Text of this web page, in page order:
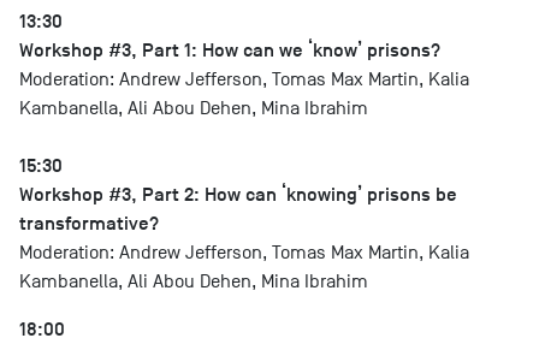
13:30
Workshop #3, Part 1: How can we ‘know’ prisons?
Moderation: Andrew Jefferson, Tomas Max Martin, Kalia
Kambanella, Ali Abou Dehen, Mina Ibrahim
15:30
Workshop #3, Part 2: How can ‘knowing’ prisons be
transformative?
Moderation: Andrew Jefferson, Tomas Max Martin, Kalia
Kambanella, Ali Abou Dehen, Mina Ibrahim
18:00